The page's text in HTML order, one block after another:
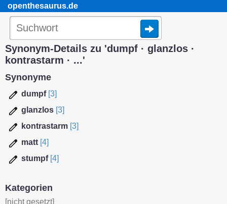
openthesaurus.de
Synonym-Details zu 'dumpf · glanzlos ·
kontrastarm · ...'
Synonyme
dumpf [3]
glanzlos [3]
kontrastarm [3]
matt [4]
stumpf [4]
Kategorien
[nicht gesetzt]